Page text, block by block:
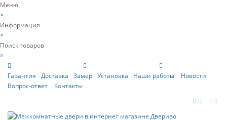
Меню
×
Информация
×
Поиск товаров
×
Гарантия Доставка Замер Установка Наши работы
Новости
Вопрос-ответ
Контакты